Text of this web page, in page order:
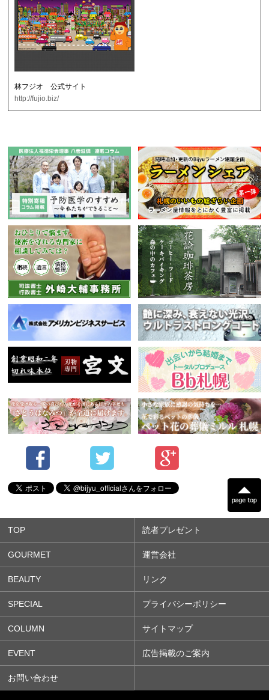
林フジオ 公式サイト
http://fujio.biz/
TOP 読者プレゼント
GOURMET 運営会社
BEAUTY リンク
SPECIAL プライバシーポリシー
COLUMN サイトマップ
EVENT 広告掲載のご案内
お問い合わせ